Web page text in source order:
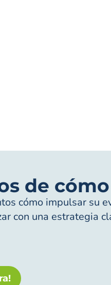
de
cómo impulsar su
con una estrategia